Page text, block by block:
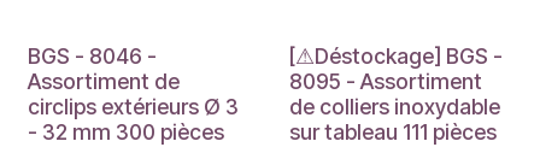
BGS - 8046 -
Assortiment de
circlips extérieurs Ø 3
- 32 mm 300 pièces
Déstockage
[⚠Déstockage] BGS -
8095 - Assortiment
de colliers inoxydable
sur tableau 111 pièces